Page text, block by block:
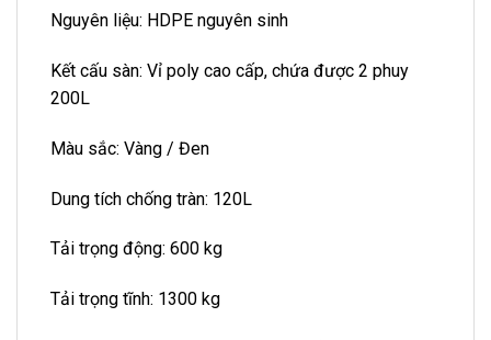
Nguyên liệu: HDPE nguyên sinh
Kết cấu sàn: Vỉ poly cao cấp, chứa được 2 phuy
200L
Màu sắc: Vàng / Đen
Dung tích chống tràn: 120L
Tải trọng động: 600 kg
Tải trọng tĩnh: 1300 kg